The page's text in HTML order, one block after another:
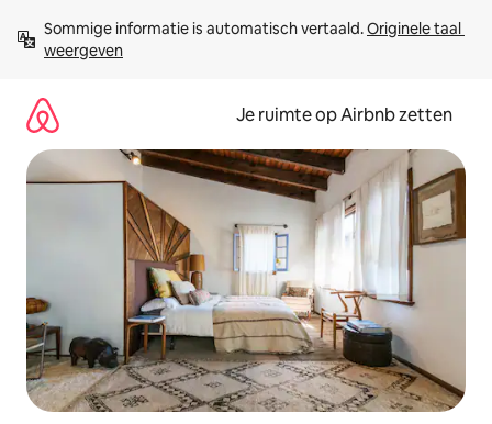
direct
naar
Sommige informatie is automatisch vertaald. Originele taal
weergeven
Je ruimte op Airbnb zetten